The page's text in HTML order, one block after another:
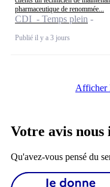
pharmaceutique de renommée...
CDI - Temps plein
Publié il y a 3 jours
Afficher
Votre avis nous
Qu'avez-vous pensé du